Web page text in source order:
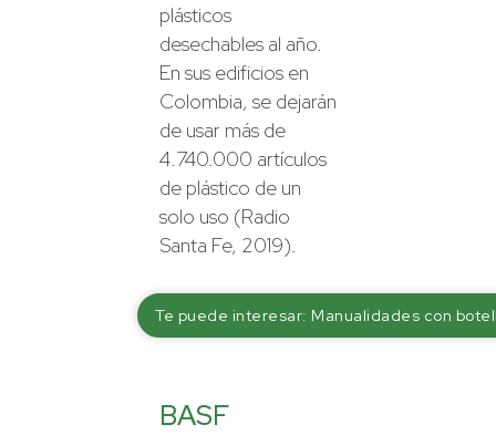
plásticos
desechables al año.
En sus edificios en
Colombia, se dejarán
de usar más de
4.740.000 artículos
de plástico de un
solo uso (Radio
Santa Fe, 2019).
Te puede interesar: Manualidades con
BASF